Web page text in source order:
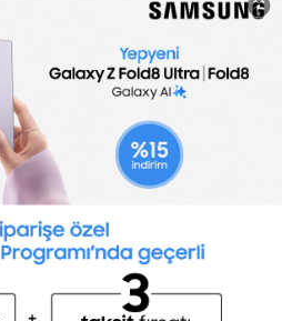
Danışmanlığı Limited Şirketi Özel İstihdam Bürosu